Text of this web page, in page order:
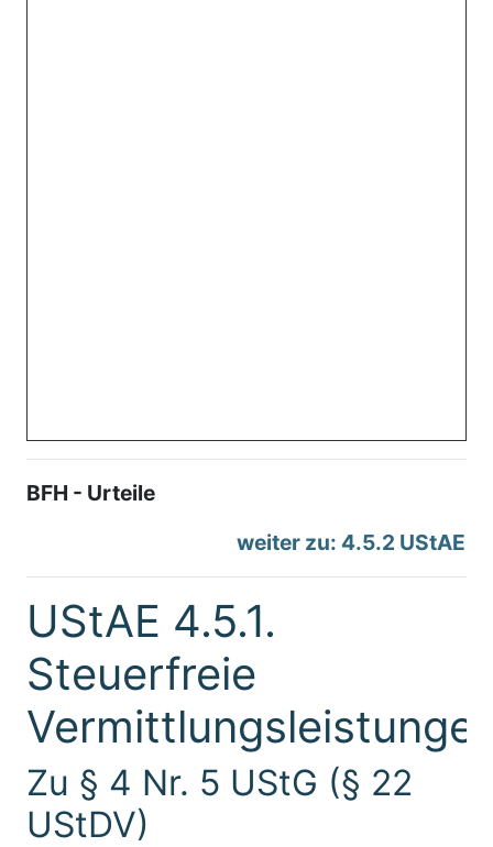
BFH - Urteile
weiter zu: 4.5.2 UStAE
UStAE 4.5.1.
Steuerfreie
Zu § 4 Nr. 5 UStG (§ 22
UStDV)